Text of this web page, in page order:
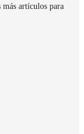
más artículos para